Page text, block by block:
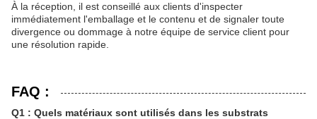
À la réception, il est conseillé aux clients d'inspecter
immédiatement l'emballage et le contenu et de signaler toute
divergence ou dommage à notre équipe de service client pour
une résolution rapide.
FAQ :
Q1 : Quels matériaux sont utilisés dans les substrats